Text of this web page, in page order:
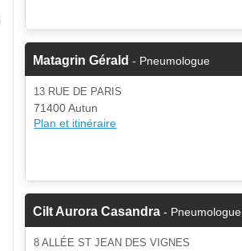
Matagrin Gérald - Pneumologue
13 RUE DE PARIS
71400 Autun
Plan et itinéraire
Cilt Aurora Casandra - Pneumologue
8 ALLÉE ST JEAN DES VIGNES